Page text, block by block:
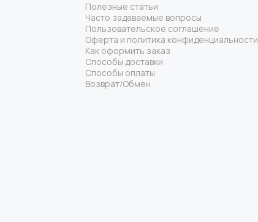
Полезные статьи
Часто задаваемые вопросы
Пользовательское соглашение
Оферта и политика конфиденциальности
Как оформить заказ
Способы доставки
Способы оплаты
Возврат/Обмен